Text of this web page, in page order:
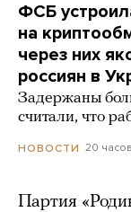
ФСБ
на
через них
россиян в
Задержаны
считали, что
НОВОСТИ 20
Партия